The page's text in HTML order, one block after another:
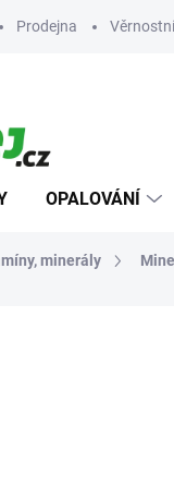
Prodejna
OPALOVÁNÍ
minerály